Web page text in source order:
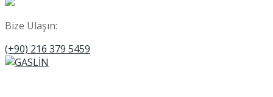
Bize Ulaşın:
(+90) 216 379 5459